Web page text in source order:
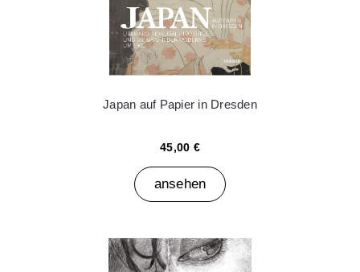
Japan auf Papier in Dresden
45,00 €
ansehen